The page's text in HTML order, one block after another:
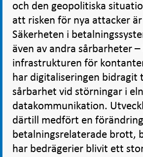
och den geopolitiska
att risken för nya attacker
Säkerheten i
även av andra sårbarheter
infrastrukturen för
har digitaliseringen bidragit
sårbarhet vid störningar i
datakommunikation.
därtill medfört en
betalningsrelaterade brott,
har bedrägerier blivit ett